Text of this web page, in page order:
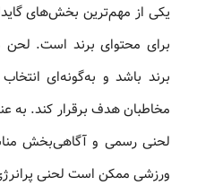
یکی از مهم‌ترین بخش‌های
برای محتوای برند است.
برند باشد و به‌گونه‌ای
مخاطبان هدف برقرار کند. به
لحنی رسمی و آگاهی‌بخش
ورزشی ممکن است لحنی